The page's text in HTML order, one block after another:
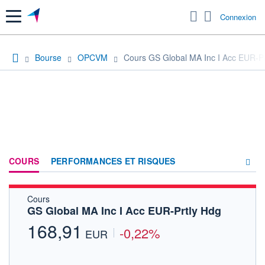
Menu Connexion
Bourse OPCVM Cours GS Global MA Inc I Acc EUR-
COURS PERFORMANCES ET RISQUES
Cours
GS Global MA Inc I Acc EUR-Prtly Hdg
168,91 EUR -0,22%